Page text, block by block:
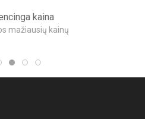
kaina
mažiausių kainų